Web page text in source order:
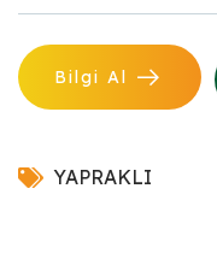
Bilgi Al
YAPRAKLI